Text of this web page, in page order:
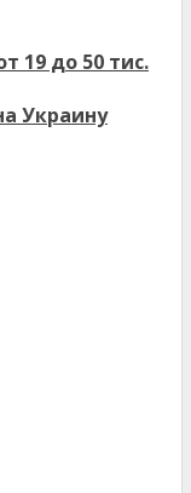
19 до 50 тис.
Украину